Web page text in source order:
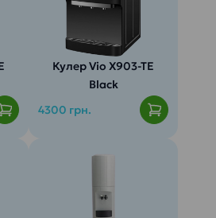
Кулер Vio X903-TE
Black
4300 грн.